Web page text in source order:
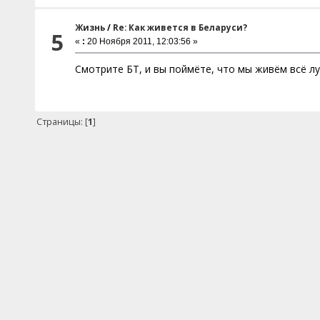
5 Жизнь/ Re: Как живется в Беларуси?
« : 20 Ноября 2011, 12:03:56 »
Смотрите БТ, и вы поймёте, что мы живём всё
Страницы: [1]